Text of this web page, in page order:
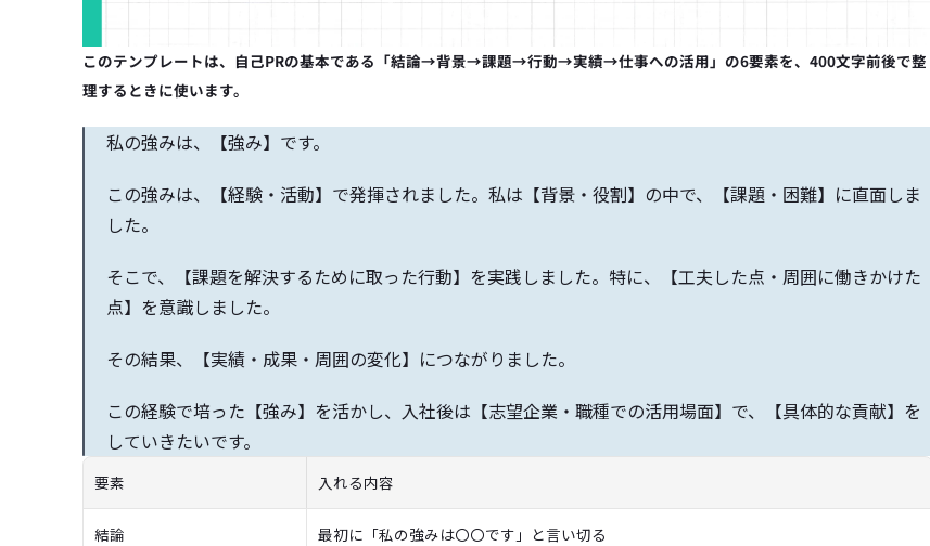
このテンプレートは、自己PRの基本である「結論→背景→課題→行動→実績→仕事への活用」の6要素を、400文字前後で整
理するときに使います。
私の強みは、【強み】です。
この強みは、【経験・活動】で発揮されました。私は【背景・役割】の中で、【課題・困難】に直面しま
した。
そこで、【課題を解決するために取った行動】を実践しました。特に、【工夫した点・周囲に働きかけた
点】を意識しました。
その結果、【実績・成果・周囲の変化】につながりました。
この経験で培った【強み】を活かし、入社後は【志望企業・職種での活用場面】で、【具体的な貢献】を
していきたいです。
要素 入れる内容
結論 最初に「私の強みは〇〇です」と言い切る